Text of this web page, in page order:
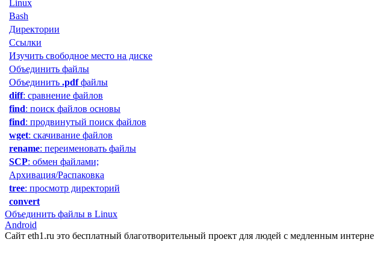
Linux
Bash
Директории
Ссылки
Изучить свободное место на диске
Объединить файлы
Объединить .pdfфайлы
diff: сравнение файлов
find: поиск файлов основы
find: продвинутый поиск файлов
wget: скачивание файлов
rename: переименовать файлы
SCP: обмен файлами;
Архивация/Распаковка
tree: просмотр директорий
convert
Объединить файлы в Linux
Android
Сайт eth1.ru это бесплатный благотворительный проект для людей с медленным